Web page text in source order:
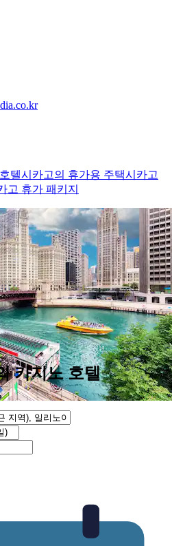
텔시카고의 휴가용 주택시카고
고 휴가 패키지
카지노 호텔